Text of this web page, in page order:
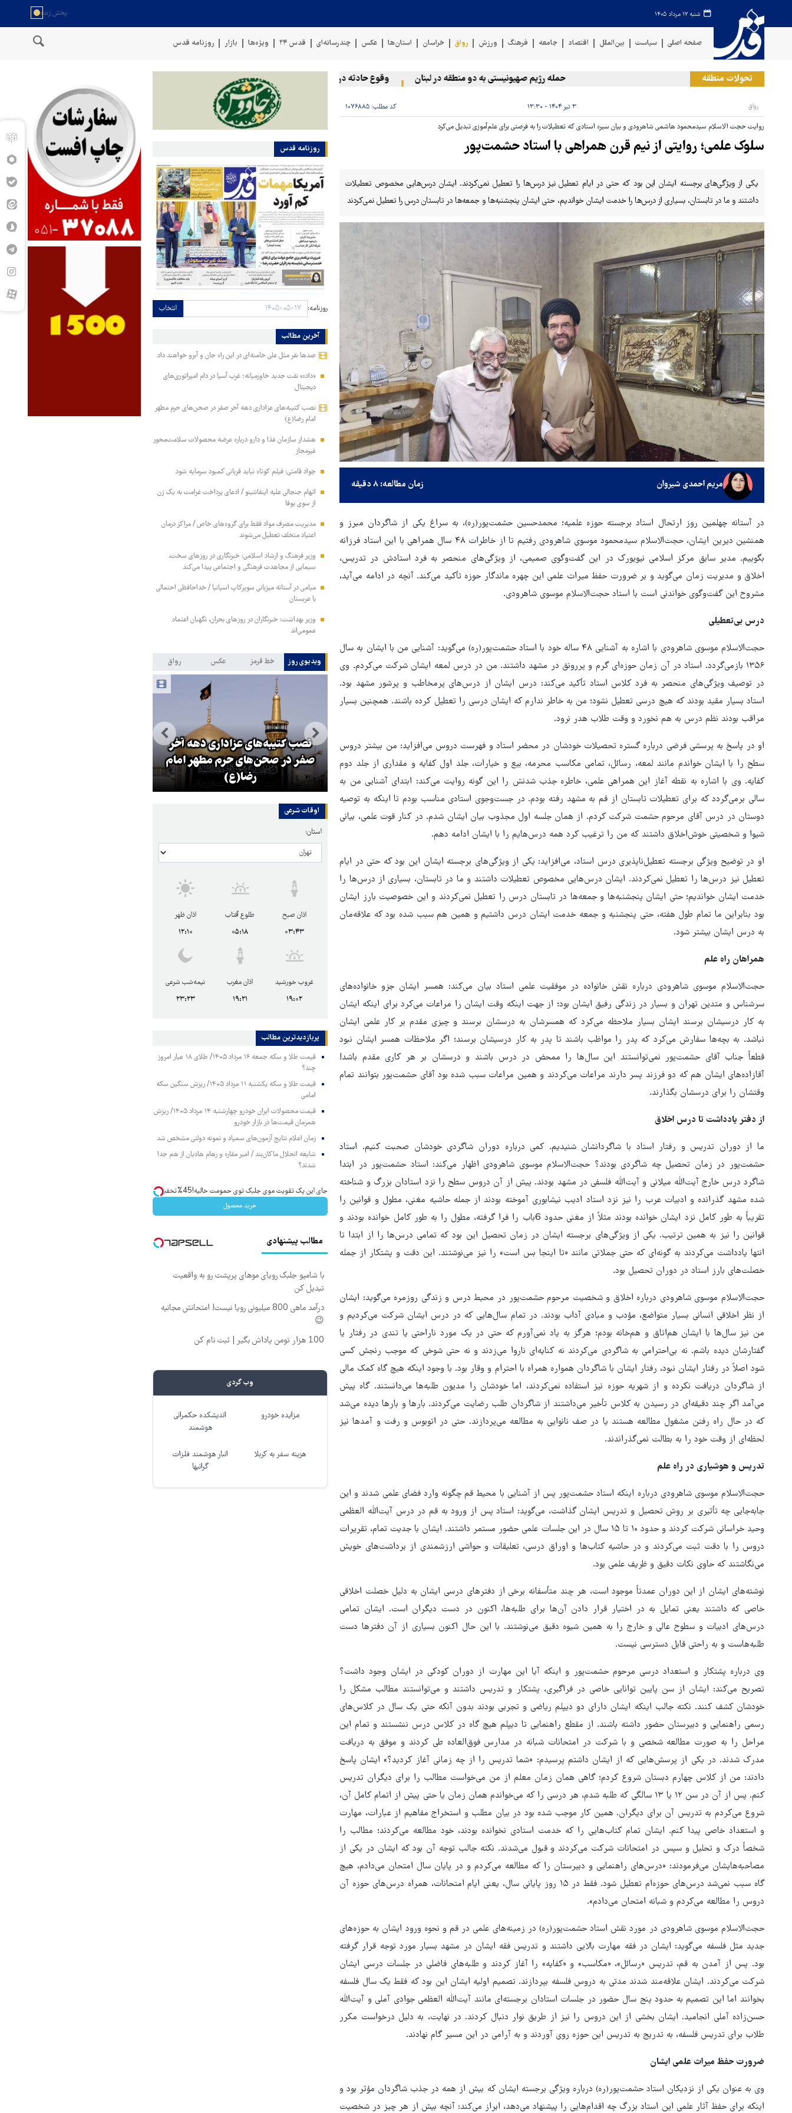
شنبه ۱۷ مرداد ۱۴۰۵
صفحه اصلی سیاست بین‌الملل اقتصاد جامعه فرهنگ ورزش رواق خراسان استان‌ها عکس چندرسانه‌ای قدس ۲۴ ویژه‌ها بازار روزنامه قدس
تحولات منطقه حمله رژیم صهیونیستی به دو منطقه در لبنان وقوع حادثه دریایی در سواحل عمان سخنگوی نیروهای مسلح یمن: کشتی نفتی عربستان را با موشک بالستیک هدف
رواق ۳ تیر ۱۴۰۴ - ۱۳:۳۰ کد مطلب: ۱۰۷۶۸۸۵
روایت حجت الاسلام سیدمحمود هاشمی شاهرودی و بیان سیره استادی که تعطیلات را به فرصتی برای علم‌آموزی تبدیل می‌کرد
سلوک علمی؛ روایتی از نیم قرن همراهی با استاد حشمت‌پور
یکی از ویژگی‌های برجسته ایشان این بود که حتی در ایام تعطیل نیز درس‌ها را تعطیل نمی‌کردند. ایشان درس‌هایی مخصوص تعطیلات
داشتند و ما در تابستان، بسیاری از درس‌ها را خدمت ایشان خواندیم، حتی ایشان پنجشنبه‌ها و جمعه‌ها در تابستان درس را تعطیل نمی‌کردند
مریم احمدی شیروان زمان مطالعه: ۸ دقیقه
در آستانه چهلمین روز ارتحال استاد برجسته حوزه علمیه؛ محمدحسین حشمت‌پور(ره)، به سراغ یکی از شاگردان مبرز و
همنشین دیرین ایشان، حجت‌الاسلام سیدمحمود موسوی شاهرودی رفتیم تا از خاطرات ۴۸ سال همراهی با این استاد فرزانه
بگوییم. مدیر سابق مرکز اسلامی نیویورک در این گفت‌وگوی صمیمی، از ویژگی‌های منحصر به فرد استادش در تدریس،
اخلاق و مدیریت زمان می‌گوید و بر ضرورت حفظ میراث علمی این چهره ماندگار حوزه تأکید می‌کند. آنچه در ادامه می‌آید،
مشروح این گفت‌وگوی خواندنی است با استاد حجت‌الاسلام موسوی شاهرودی.
درس بی‌تعطیلی
حجت‌الاسلام موسوی شاهرودی با اشاره به آشنایی ۴۸ ساله خود با استاد حشمت‌پور(ره) می‌گوید: آشنایی من با ایشان به سال
۱۳۵۶ بازمی‌گردد. استاد در آن زمان حوزه‌ای گرم و پررونق در مشهد داشتند. من در درس لمعه ایشان شرکت می‌کردم. وی
در توصیف ویژگی‌های منحصر به ‌فرد کلاس استاد تأکید می‌کند: درس ایشان از درس‌های پرمخاطب و پرشور مشهد بود.
استاد بسیار مقید بودند که هیچ درسی تعطیل نشود؛ من به خاطر ندارم که ایشان درسی را تعطیل کرده باشند. همچنین بسیار
مراقب بودند نظم درس به هم نخورد و وقت طلاب هدر نرود.
او در پاسخ به پرسشی فرضی درباره گستره تحصیلات خودشان در محضر استاد و فهرست دروس می‌افزاید: من بیشتر دروس
سطح را با ایشان خواندم مانند لمعه، رسائل، تمامی مکاسب محرمه، بیع و خیارات، جلد اول کفایه و مقداری از جلد دوم
کفایه. وی با اشاره به نقطه آغاز این همراهی علمی، خاطره جذب شدنش را این گونه روایت می‌کند: ابتدای آشنایی من به
سالی برمی‌گردد که برای تعطیلات تابستان از قم به مشهد رفته بودم. در جست‌وجوی استادی مناسب بودم تا اینکه به توصیه
دوستان در درس آقای مرحوم حشمت شرکت کردم. از همان جلسه اول مجذوب بیان ایشان شدم. در کنار قوت علمی، بیانی
شیوا و شخصیتی خوش‌اخلاق داشتند که من را ترغیب کرد همه درس‌هایم را با ایشان ادامه دهم.
او در توضیح ویژگی برجسته تعطیل‌ناپذیری درس استاد، می‌افزاید: یکی از ویژگی‌های برجسته ایشان این بود که حتی در ایام
تعطیل نیز درس‌ها را تعطیل نمی‌کردند. ایشان درس‌هایی مخصوص تعطیلات داشتند و ما در تابستان، بسیاری از درس‌ها را
خدمت ایشان خواندیم؛ حتی ایشان پنجشنبه‌ها و جمعه‌ها در تابستان درس را تعطیل نمی‌کردند و این خصوصیت بارز ایشان
بود بنابراین ما تمام طول هفته، حتی پنجشنبه و جمعه خدمت ایشان درس داشتیم و همین هم سبب شده بود که علاقه‌مان
به درس ایشان بیشتر شود.
همراهان راه علم
حجت‌الاسلام موسوی شاهرودی درباره نقش خانواده در موفقیت علمی استاد بیان می‌کند: همسر ایشان جزو خانواده‌های
سرشناس و متدین تهران و بسیار در زندگی رفیق ایشان بود؛ از جهت اینکه وقت ایشان را مراعات می‌کرد برای اینکه ایشان
به کار درسیشان برسند ایشان بسیار ملاحظه می‌کرد که همسرشان به درسشان برسند و چیزی مقدم بر کار علمی ایشان
نباشد. به بچه‌ها سفارش می‌کرد که پدر را مواظب باشند تا پدر به کار درسیشان برسند؛ اگر ملاحظات همسر ایشان نبود
قطعاً جناب آقای حشمت‌پور نمی‌توانستند این سال‌ها را ممحض در درس باشند و درسشان بر هر کاری مقدم باشد!
آقازاده‌های ایشان هم که دو فرزند پسر دارند مراعات می‌کردند و همین مراعات سبب شده بود آقای حشمت‌پور بتوانند تمام
وقتشان را برای درسشان بگذارند.
از دفتر یادداشت تا درس اخلاق
ما از دوران تدریس و رفتار استاد با شاگردانشان شنیدیم. کمی درباره دوران شاگردی خودشان صحبت کنیم. استاد
حشمت‌پور در زمان تحصیل چه شاگردی بودند؟ حجت‌الاسلام موسوی شاهرودی اظهار می‌کند: استاد حشمت‌پور در ابتدا
شاگرد درس خارج آیت‌الله میلانی و آیت‌الله فلسفی در مشهد بودند. پیش از آن دروس سطح را نزد استادان بزرگ و شناخته
شده مشهد گذرانده و ادبیات عرب را نیز نزد استاد ادیب نیشابوری آموخته بودند از جمله حاشیه مغنی، مطول و قوانین را
تقریباً به طور کامل نزد ایشان خوانده بودند مثلاً از مغنی حدود 6باب را فرا گرفته، مطول را به طور کامل خوانده بودند و
قوانین را نیز به همین ترتیب. یکی از ویژگی‌های برجسته ایشان در زمان تحصیل این بود که تمامی درس‌ها را از ابتدا تا
انتها یادداشت می‌کردند به گونه‌ای که حتی جملاتی مانند «تا اینجا بس است» را نیز می‌نوشتند. این دقت و پشتکار از جمله
خصلت‌های بارز استاد در دوران تحصیل بود.
حجت‌الاسلام موسوی شاهرودی درباره اخلاق و شخصیت مرحوم حشمت‌پور در محیط درس و زندگی روزمره می‌گوید: ایشان
از نظر اخلاقی انسانی بسیار متواضع، مؤدب و مبادی آداب بودند. در تمام سال‌هایی که در درس ایشان شرکت می‌کردیم و
من نیز سال‌ها با ایشان هم‌اتاق و هم‌خانه بودم؛ هرگز به یاد نمی‌آورم که حتی در یک مورد ناراحتی یا تندی در رفتار یا
گفتارشان دیده باشم. نه بی‌‎احترامی به شاگردی می‌کردند نه کنایه‌ای ناروا می‌زدند و نه حتی شوخی که موجب رنجش کسی
شود اصلاً در رفتار ایشان نبود، رفتار ایشان با شاگردان همواره همراه با احترام و وقار بود. با وجود اینکه هیچ گاه کمک مالی
از شاگردان دریافت نکرده و از شهریه حوزه نیز استفاده نمی‌کردند، اما خودشان را مدیون طلبه‌ها می‌دانستند. گاه پیش
می‌آمد اگر چند دقیقه‌ای در رسیدن به کلاس تأخیر می‌داشتند از شاگردان طلب رضایت می‌کردند. بارها و بارها دیده می‌شد
که در حال راه رفتن مشغول مطالعه هستند یا در صف نانوایی به مطالعه می‌پردازند. حتی در اتوبوس و رفت و آمدها نیز
لحظه‌ای از وقت خود را به بطالت نمی‌گذراندند.
تدریس و هوشیاری در راه علم
حجت‌الاسلام موسوی شاهرودی درباره اینکه استاد حشمت‌پور پس از آشنایی با محیط قم چگونه وارد فضای علمی شدند و این
جابه‌جایی چه تأثیری بر روش تحصیل و تدریس ایشان گذاشت، می‌گوید: استاد پس از ورود به قم در درس آیت‌الله العظمی
وحید خراسانی شرکت کردند و حدود ۱۰ تا ۱۵ سال در این جلسات علمی حضور مستمر داشتند. ایشان با جدیت تمام، تقریرات
دروس را با دقت ثبت می‌کردند و در حاشیه کتاب‌ها و اوراق درسی، تعلیقات و حواشی ارزشمندی از برداشت‌های خویش
می‌نگاشتند که حاوی نکات دقیق و ظریف علمی بود.
نوشته‌های ایشان از این دوران عمدتاً موجود است، هر چند متأسفانه برخی از دفترهای درسی ایشان به دلیل خصلت اخلاقی
خاصی که داشتند یعنی تمایل به در اختیار قرار دادن آن‌ها برای طلبه‌ها، اکنون در دست دیگران است. ایشان تمامی
درس‌های ادبیات و سطوح عالی و خارج را به همین شیوه دقیق می‌نوشتند. با این حال اکنون بسیاری از آن دفترها دست
طلبه‌هاست و به راحتی قابل دسترسی نیست.
وی درباره پشتکار و استعداد درسی مرحوم حشمت‌پور و اینکه آیا این مهارت از دوران کودکی در ایشان وجود داشت؟
تصریح می‌کند: ایشان از سن پایین توانایی خاصی در فراگیری، پشتکار و تدریس داشتند و می‌توانستند مطالب مشکل را
خودشان کشف کنند. نکته جالب اینکه ایشان دارای دو دیپلم ریاضی و تجربی بودند بدون آنکه حتی یک سال در کلاس‌های
رسمی راهنمایی و دبیرستان حضور داشته باشند. از مقطع راهنمایی تا دیپلم هیچ گاه در کلاس درس ننشستند و تمام این
مراحل را به صورت مطالعه شخصی و با شرکت در امتحانات شبانه در مدارس فوق‌العاده طی کردند و موفق به دریافت
مدرک شدند. در یکی از پرسش‌هایی که از ایشان داشتم پرسیدم: «شما تدریس را از چه زمانی آغاز کردید؟» ایشان پاسخ
دادند: من از کلاس چهارم دبستان شروع کردم؛ گاهی همان زمان معلم از من می‌خواست مطالب را برای دیگران تدریس
کنم. پس از آن در سن ۱۲ یا ۱۳ سالگی که طلبه شدم، هر درسی را که می‌خواندم همان زمان یا حتی پیش از اتمام کامل آن،
شروع می‌کردم به تدریس آن برای دیگران. همین کار موجب شده بود در بیان مطلب و استخراج مفاهیم از عبارات، مهارت
و استعداد خاصی پیدا کنم. ایشان تمام کتاب‌هایی را که خدمت استادی نخوانده بودند، خود مطالعه می‌کردند؛ مطالب را
شخصاً درک و تحلیل و سپس در امتحانات شرکت می‌کردند و قبول می‌شدند. نکته جالب توجه آن بود که ایشان در یکی از
مصاحبه‌هایشان می‌فرمودند: «درس‌های راهنمایی و دبیرستان را که مطالعه می‌کردم و در پایان سال امتحان می‌دادم، هیچ
گاه سبب نمی‌شد درس‌های حوزه‌ام تعطیل شود. فقط در ۱۵ روز پایانی سال، یعنی ایام امتحانات، همراه درس‌های حوزه آن
دروس را مطالعه می‌کردم و شبانه امتحان می‌دادم».
حجت‌الاسلام موسوی شاهرودی در مورد نقش استاد حشمت‌پور(ره) در زمینه‌های علمی در قم و نحوه ورود ایشان به حوزه‌های
جدید مثل فلسفه می‌گوید: ایشان در فقه مهارت بالایی داشتند و تدریس فقه ایشان در مشهد بسیار مورد توجه قرار گرفته
بود. پس از آمدن به قم، تدریس «رسائل»، «مکاسب» و «کفایه» را آغاز کردند و طلبه‌های فاضلی در جلسات درسی ایشان
شرکت می‌کردند. ایشان علاقه‌مند شدند مدتی به دروس فلسفه بپردازند. تصمیم اولیه ایشان این بود که فقط یک سال فلسفه
بخوانند اما این تصمیم به حدود پنج سال حضور در جلسات استادان برجسته‌ای مانند آیت‌الله العظمی جوادی آملی و آیت‌الله
حسن‌زاده آملی انجامید. ایشان بخشی از این دروس را نیز از طریق نوار دنبال کردند. در نهایت، به دلیل درخواست مکرر
طلاب برای تدریس فلسفه، به تدریج به تدریس این حوزه روی آوردند و به آرامی در این مسیر گام نهادند.
ضرورت حفظ میراث علمی ایشان
وی به عنوان یکی از نزدیکان استاد حشمت‌پور(ره) درباره ویژگی برجسته ایشان که بیش از همه در جذب شاگردان مؤثر بود و
اینکه برای حفظ آثار علمی این استاد بزرگ چه اقدام‌هایی را پیشنهاد می‌دهد، ابراز می‌کند: آنچه بیش از هر چیز در شخصیت
روزنامه قدس
روزنامه: انتخاب
آخرین مطالب
صدها نفر مثل علی خامنه‌ای در این راه جان و آبرو خواهند داد
«داده» نفت جدید خاورمیانه؛ غرب آسیا در دام امپراتوری‌های
دیجیتال
نصب کتیبه‌های عزاداری دهه آخر صفر در صحن‌های حرم مطهر
امام رضا(ع)
هشدار سازمان غذا و دارو درباره عرضه محصولات سلامت‌محور
غیرمجاز
جواد قامتی: فیلم کوتاه نباید قربانی کمبود سرمایه شود
اتهام جنجالی علیه اینفانتینو / ادعای پرداخت غرامت به یک زن
از سوی یوفا
مدیریت مصرف مواد فقط برای گروه‌های خاص / مراکز درمان
اعتیاد متخلف تعطیل می‌شوند
وزیر فرهنگ و ارشاد اسلامی: خبرنگاری در روزهای سخت،
سیمایی از مجاهدت فرهنگی و اجتماعی پیدا می‌کند
میامی در آستانه میزبانی سوپرکاپ اسپانیا / خداحافظی احتمالی
با عربستان
وزیر بهداشت: خبرنگاران در روزهای بحران، نگهبان اعتماد
عمومی‌اند
ویدیوی روز خط قرمز عکس رواق
ترامپ نماد فساد، اقتدارگرایی و
جنگ‌طلبی است!
صدها نفر مثل علی خامنه‌ای در این
راه جان و آبرو خواهند داد
نصب کتیبه‌های عزاداری دهه آخر
صفر در صحن‌های حرم مطهر امام
رضا(ع)
اوقات شرعی
استان:
اذان صبح
۰۳:۴۳
طلوع آفتاب
۰۵:۱۸
اذان ظهر
۱۲:۱۰
غروب خورشید
۱۹:۰۲
اذان مغرب
۱۹:۲۱
نیمه‌شب شرعی
۲۳:۲۳
پربازدیدترین‌ مطالب
قیمت طلا و سکه جمعه ۱۶ مرداد ۱۴۰۵/ طلای ۱۸ عیار امروز
چند؟
قیمت طلا و سکه یکشنبه ۱۱ مرداد ۱۴۰۵/ ریزش سنگین سکه
امامی
قیمت محصولات ایران خودرو چهارشنبه ۱۴ مرداد ۱۴۰۵/ ریزش
همزمان قیمت‌ها در بازار خودرو
زمان اعلام نتایج آزمون‌های سمپاد و نمونه دولتی مشخص شد
شایعه انحلال ماکان‌بند / امیر مقاره و رهام هادیان از هم جدا
شدند؟
جای این پک تقویت موی جلبک توی حمومت خالیه!45%تخفیف
خرید محصول
مطالب پیشنهادی
با شامپو جلبک رویای موهای پرپشت رو به واقعیت
تبدیل کن
درآمد ماهی 800 میلیونی رویا نیست! امتحانش مجانیه
😉
100 هزار تومن پاداش بگیر | ثبت نام کن
وب گردی
مزایده خودرو
اندیشکده حکمرانی
هوشمند
هزینه سفر به کربلا
انبار هوشمند فلزات
گرانبها